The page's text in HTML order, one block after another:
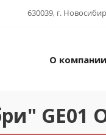
630039, г.
О компании
GE01